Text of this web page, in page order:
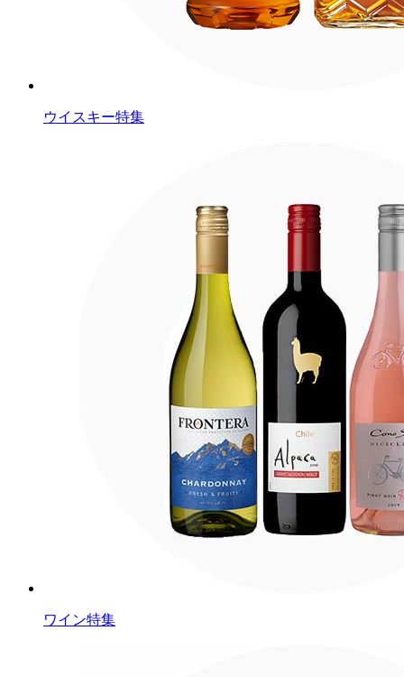
ウイスキー特集
ワイン特集